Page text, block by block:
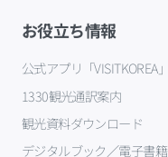
お役立ち情報
公式アプリ「VISITKOREA」
1330観光通訳案内
観光資料ダウンロード
デジタルブック／電子書籍